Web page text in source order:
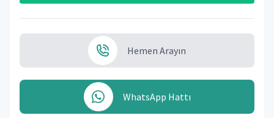
Hemen Arayın
WhatsApp Hattı